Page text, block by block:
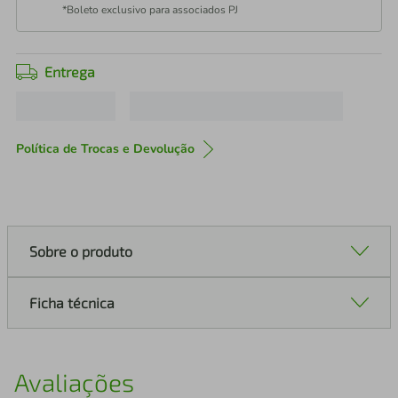
*Boleto exclusivo para associados PJ
Entrega
Política de Trocas e Devolução
Sobre o produto
Ficha técnica
Avaliações